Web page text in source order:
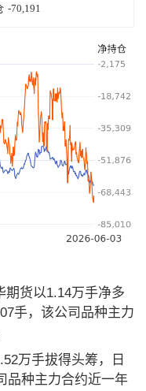
-70,191
货以1.14万手净多
手，该公司品种主力
万手拔得头筹，日
品种主力合约近一年